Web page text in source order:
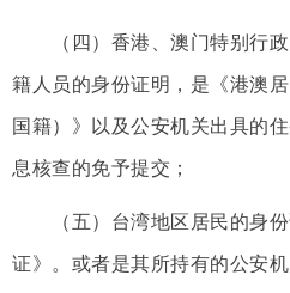
（四）香港、澳门特别行政
籍人员的身份证明，是《港澳
国籍）》以及公安机关出具的
息核查的免予提交；
（五）台湾地区居民的身份
证》。或者是其所持有的公安